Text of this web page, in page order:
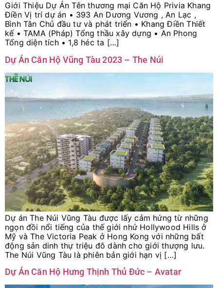
Giới Thiệu Dự Án Tên thương mại Căn Hộ Privia Khang
Điền Vị trí dự án • 393 An Dương Vương , An Lạc ,
Bình Tân Chủ đầu tư và phát triển • Khang Điền Thiết
kế • TAMA (Pháp) Tổng thầu xây dựng • An Phong
Tổng diện tích • 1,8 héc ta […]
Dự Án Căn Hộ Vũng Tàu 2023 – The Núi
Dự án The Núi Vũng Tàu được lấy cảm hứng từ những
ngọn đồi nổi tiếng của thế giới nhứ Hollywood Hills ở
Mỹ và The Victoria Peak ở Hong Kong với những bất
động sản dinh thự triệu đô dành cho giới thượng lưu.
The Núi Vũng Tàu là phiên bản giới hạn vị […]
Dự Án Căn Hộ Hưng Thịnh Thủ Đức – Avatar